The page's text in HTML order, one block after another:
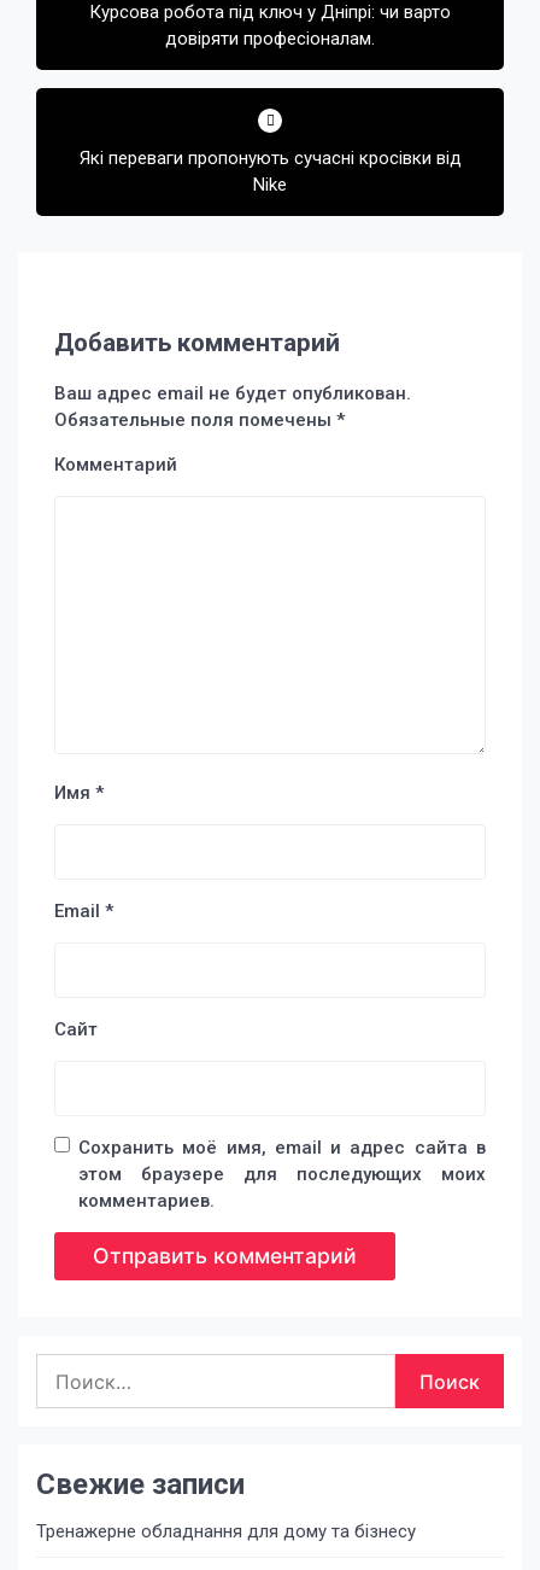
записямКурсова робота під ключ у Дніпрі: чи варто
довіряти професіоналам.
Які переваги пропонують сучасні кросівки від
Nike
Добавить комментарий
Ваш адрес email не будет опубликован.
Обязательные поля помечены *
Комментарий
Имя *
Email *
Сайт
Сохранить моё имя, email и адрес сайта в
этом браузере для последующих моих
комментариев.
Свежие записи
Тренажерне обладнання для дому та бізнесу